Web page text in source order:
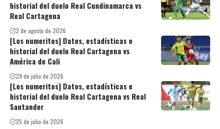
historial del duelo Real Cundinamarca vs
Real Cartagena
2 de agosto de 2026
[Los numeritos] Datos, estadísticas e
historial del duelo Real Cartagena vs
América de Cali
29 de julio de 2026
[Los numeritos] Datos, estadísticas e
historial del duelo Real Cartagena vs Real
Santander
25 de julio de 2026